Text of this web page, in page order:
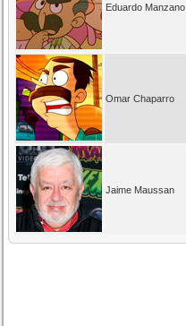
Eduardo Manzano
Omar Chaparro
Jaime Maussan